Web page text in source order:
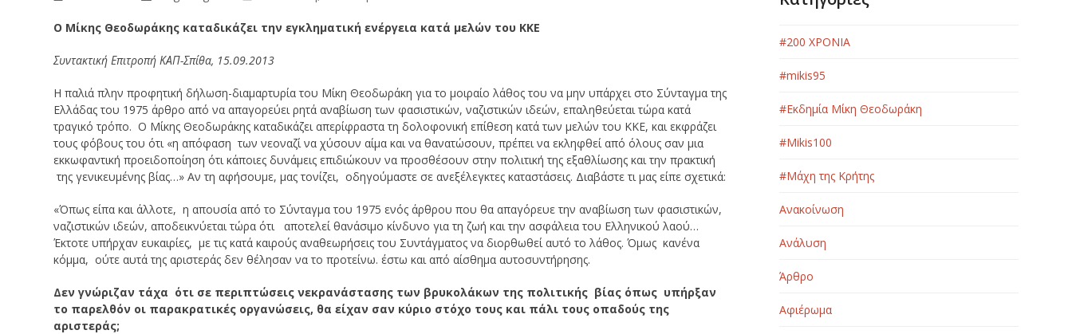
Ο Μίκης Θεοδωράκης καταδικάζει την εγκληματική ενέργεια κατά μελών του ΚΚΕ
Συντακτική Επιτροπή ΚΑΠ-Σπίθα, 15.09.2013
Η παλιά πλην προφητική δήλωση-διαμαρτυρία του Μίκη Θεοδωράκη για το μοιραίο λάθος του να μην υπάρχει στο Σύνταγμα της
Ελλάδας του 1975 άρθρο από να απαγορεύει ρητά αναβίωση των φασιστικών, ναζιστικών ιδεών, επαληθεύεται τώρα κατά
τραγικό τρόπο. Ο Μίκης Θεοδωράκης καταδικάζει απερίφραστα τη δολοφονική επίθεση κατά των μελών του ΚΚΕ, και εκφράζει
τους φόβους του ότι «η απόφαση των νεοναζί να χύσουν αίμα και να θανατώσουν, πρέπει να εκληφθεί από όλους σαν μια
εκκωφαντική προειδοποίηση ότι κάποιες δυνάμεις επιδιώκουν να προσθέσουν στην πολιτική της εξαθλίωσης και την πρακτική
της γενικευμένης βίας…» Αν τη αφήσουμε, μας τονίζει, οδηγούμαστε σε ανεξέλεγκτες καταστάσεις. Διαβάστε τι μας είπε σχετικά:
«Όπως είπα και άλλοτε, η απουσία από το Σύνταγμα του 1975 ενός άρθρου που θα απαγόρευε την αναβίωση των φασιστικών,
ναζιστικών ιδεών, αποδεικνύεται τώρα ότι αποτελεί θανάσιμο κίνδυνο για τη ζωή και την ασφάλεια του Ελληνικού λαού…
Έκτοτε υπήρχαν ευκαιρίες, με τις κατά καιρούς αναθεωρήσεις του Συντάγματος να διορθωθεί αυτό το λάθος. Όμως κανένα
κόμμα, ούτε αυτά της αριστεράς δεν θέλησαν να το προτείνω. έστω και από αίσθημα αυτοσυντήρησης.
Δεν γνώριζαν τάχα ότι σε περιπτώσεις νεκρανάστασης των βρυκολάκων της πολιτικής βίας όπως υπήρξαν
το παρελθόν οι παρακρατικές οργανώσεις, θα είχαν σαν κύριο στόχο τους και πάλι τους οπαδούς της
αριστεράς;
#200 ΧΡΟΝΙΑ
#mikis95
#Εκδημία Μίκη Θεοδωράκη
#Μikis100
#Μάχη της Κρήτης
Ανακοίνωση
Ανάλυση
Άρθρο
Αφιέρωμα